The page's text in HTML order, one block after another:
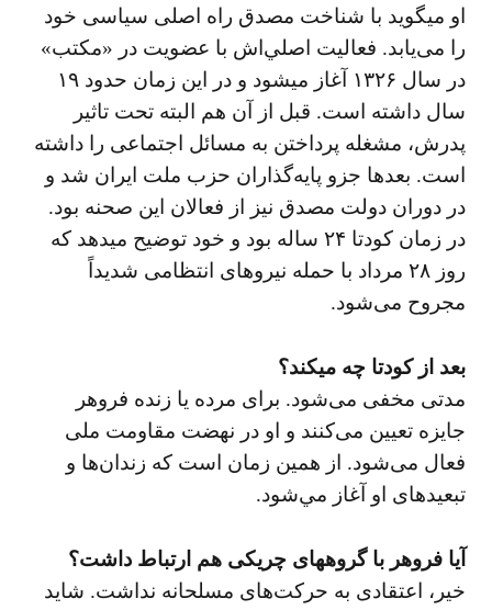
او ميگويد با شناخت مصدق راه اصلی سياسی خود
را می‌یابد. فعاليت اصلي‌اش با عضويت در «مكتب»
در سال ۱۳۲۶ آغاز ميشود و در اين زمان حدود ۱۹
سال داشته است. قبل از آن هم البته تحت تاثير
پدرش، مشغله پرداختن به مسائل اجتماعی را داشته
است. بعدها جزو پايه‌گذاران حزب ملت ايران شد و
در دوران دولت مصدق نيز از فعالان اين صحنه بود.
در زمان كودتا ۲۴ ساله بود و خود توضيح ميدهد كه
روز ۲۸ مرداد با حمله نيروهای انتظامی شديداً
مجروح می‌شود.
بعد از كودتا چه ميكند؟
مدتی مخفی می‌شود. برای مرده يا زنده فروهر
جايزه تعيين می‌كنند و او در نهضت مقاومت ملی
فعال می‌شود. از همين زمان است كه زندان‌ها و
تبعيدهای او آغاز مي‌شود.
آيا فروهر با گروههای چريكی هم ارتباط داشت؟
خير، اعتقادی به حركت‌های مسلحانه نداشت. شايد